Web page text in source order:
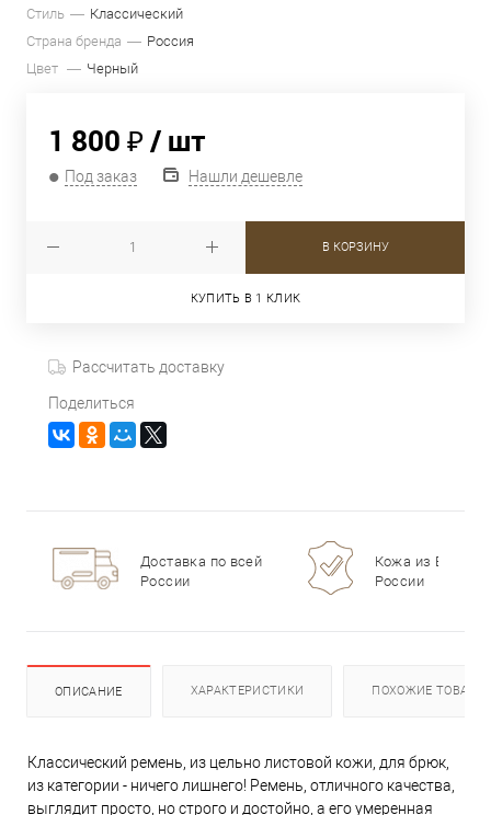
Стиль
Классический
Страна бренда
Россия
Цвет
Черный
1 800 ₽/ шт
Под заказ Нашли дешевле
В КОРЗИНУ
КУПИТЬ В 1 КЛИК
Рассчитать доставку
Поделиться
Доставка по всей
России
Кожа из Европы
России
ОПИСАНИЕ ХАРАКТЕРИСТИКИ ПОХОЖИЕ ТОВАРЫ
Классический ремень, из цельно листовой кожи, для брюк,
из категории - ничего лишнего! Ремень, отличного качества,
выглядит просто, но строго и достойно, а его умеренная